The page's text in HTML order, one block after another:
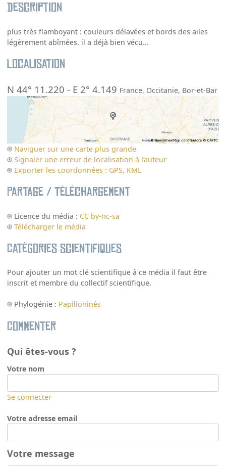
Description
plus très flamboyant : couleurs délavées et bords des ailes
légèrement abîmées. il a déjà bien vécu...
Localisation
N 44° 11.220 - E 2° 4.149 France, Occitanie, Bor-et-Bar
Naviguer sur une carte plus grande
Signaler une erreur de localisation à l’auteur
Exporter les coordonnées : GPS, KML
Partage / Téléchargement
Licence du média : CC by-nc-sa
Télécharger le média
Catégories scientifiques
Pour ajouter un mot clé scientifique à ce média il faut être
inscrit et membre du collectif scientifique.
Phylogénie : Papilioninés
Commenter
Qui êtes-vous ?
Votre nom
Se connecter
Votre adresse email
Votre message